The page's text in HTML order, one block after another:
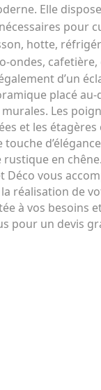
Elle
pour
hotte,
ondes, cafetière,
d’un
placé au-
Les
et les étagères
rustique en chêne.
Déco vous
réalisation de
à vos besoins
pour un devis